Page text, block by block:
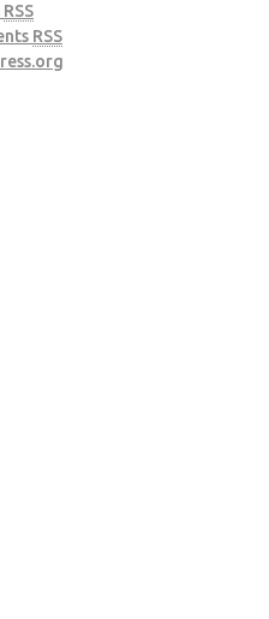
RSS
RSS